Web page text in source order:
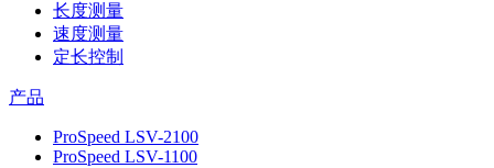
长度测量
速度测量
定长控制
产品
ProSpeed LSV-2100
ProSpeed LSV-1100